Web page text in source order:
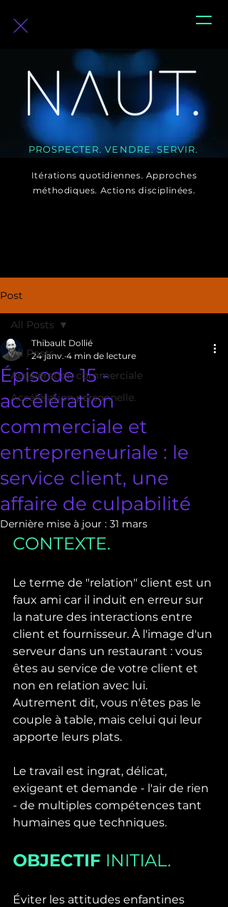
PROSPECTER. VENDRE. SERVIR.
Itérations quotidiennes. Approches
méthodiques. Actions disciplinées.
Post
All Posts
Accélération commerciale
Accélération personnelle.
All Posts
Épisode 15 -
accélération
commerciale et
entrepreneuriale : le
service client, une
affaire de culpabilité
Thibault Dollié
24 janv. 4 min de lecture
Dernière mise à jour : 31 mars
CONTEXTE.
Le terme de "relation" client est un
faux ami car il induit en erreur sur
la nature des interactions entre
client et fournisseur. À l'image d'un
serveur dans un restaurant : vous
êtes au service de votre client et
non en relation avec lui.
Autrement dit, vous n'êtes pas le
couple à table, mais celui qui leur
apporte leurs plats.
Le travail est ingrat, délicat,
exigeant et demande - l'air de rien
- de multiples compétences tant
humaines que techniques.
OBJECTIF INITIAL.
Éviter les attitudes enfantines